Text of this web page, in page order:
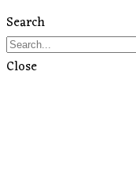
Search
Close